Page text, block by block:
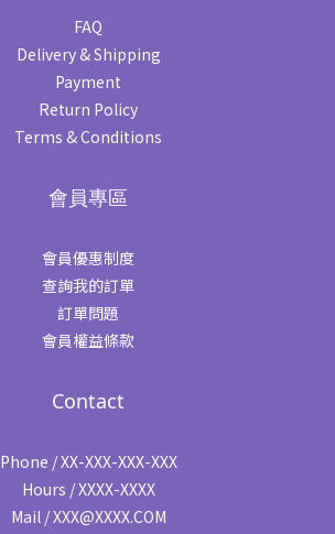
FAQ
Delivery & Shipping
Payment
Return Policy
Terms & Conditions
會員專區
會員優惠制度
查詢我的訂單
訂單問題
會員權益條款
Contact
Phone / XX-XXX-XXX-XXX
Hours / XXXX-XXXX
Mail / XXX@XXXX.COM